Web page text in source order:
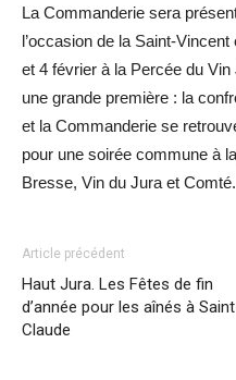
La Commanderie sera
l’occasion de la Saint-
et 4 février à la Percée du
une grande première : la
et la Commanderie se
pour une soirée commune à
Bresse, Vin du Jura et Comté.
Article précédent
Haut Jura. Les Fêtes de fin
d’année pour les aînés à
Claude